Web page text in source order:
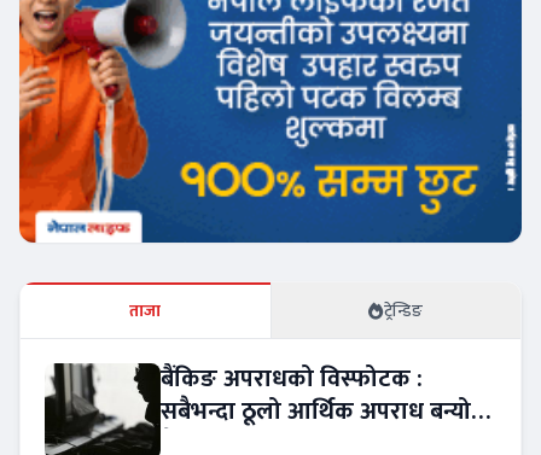
ताजा ट्रेन्डिङ
बैंकिङ अपराधको विस्फोटक :
सबैभन्दा ठूलो आर्थिक अपराध बन्यो